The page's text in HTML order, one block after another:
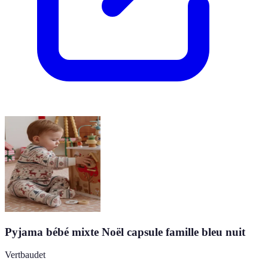
Pyjama bébé mixte Noël capsule famille bleu nuit
Vertbaudet